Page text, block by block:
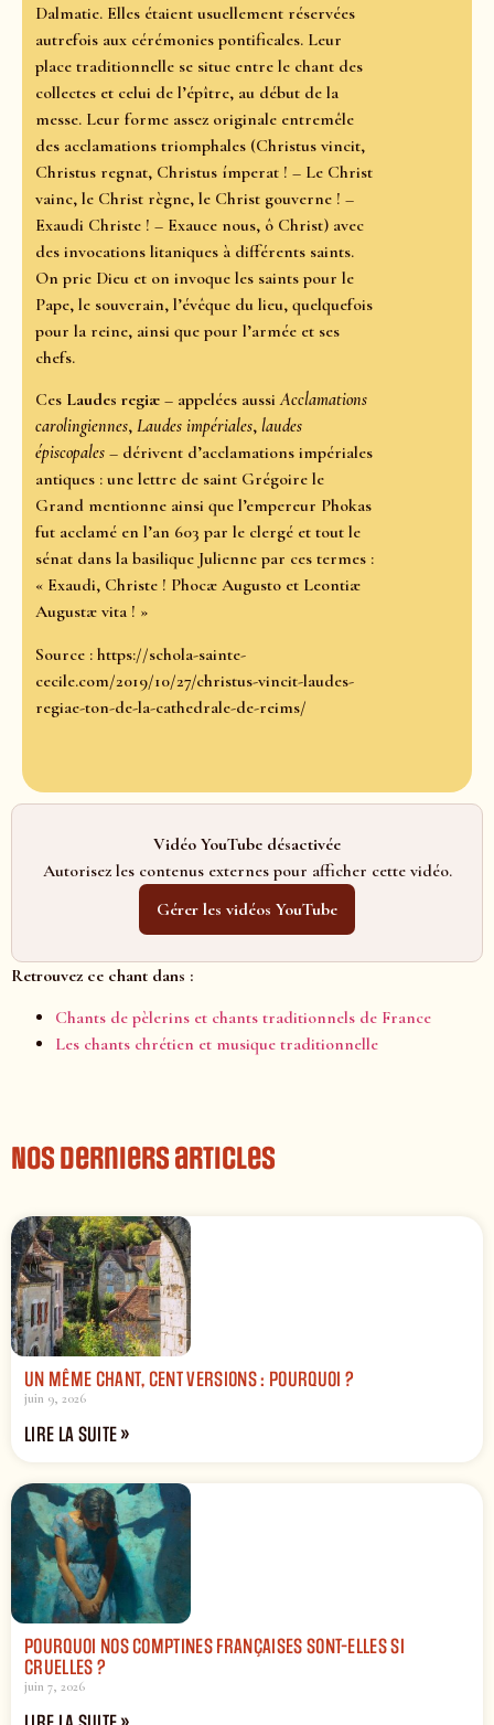
Dalmatie. Elles étaient usuellement réservées
autrefois aux cérémonies pontificales. Leur
place traditionnelle se situe entre le chant des
collectes et celui de l’épître, au début de la
messe. Leur forme assez originale entremêle
des acclamations triomphales (Christus vincit,
Christus regnat, Christus ímperat ! – Le Christ
vainc, le Christ règne, le Christ gouverne ! –
Exaudi Christe ! – Exauce nous, ô Christ) avec
des invocations litaniques à différents saints.
On prie Dieu et on invoque les saints pour le
Pape, le souverain, l’évêque du lieu, quelquefois
pour la reine, ainsi que pour l’armée et ses
chefs.
Ces Laudes regiæ – appelées aussiAcclamations
carolingiennes, Laudes impériales, laudes
épiscopales – dérivent d’acclamations impériales
antiques : une lettre de saint Grégoire le
Grand mentionne ainsi que l’empereur Phokas
fut acclamé en l’an 603 par le clergé et tout le
sénat dans la basilique Julienne par ces termes :
« Exaudi, Christe ! Phocæ Augusto et Leontiæ
Augustæ vita ! »
Source : https://schola-sainte-
cecile.com/2019/10/27/christus-vincit-laudes-
regiae-ton-de-la-cathedrale-de-reims/
Vidéo YouTube désactivée
Autorisez les contenus externes pour afficher cette vidéo.
Gérer les vidéos YouTube
Retrouvez ce chant dans :
Chants de pèlerins et chants traditionnels de France
Les chants chrétien et musique traditionnelle
Nos derniers articles
UN MÊME CHANT, CENT VERSIONS : POURQUOI ?
juin 9, 2026
LIRE LA SUITE »
POURQUOI NOS COMPTINES FRANÇAISES SONT-ELLES SI
CRUELLES ?
juin 7, 2026